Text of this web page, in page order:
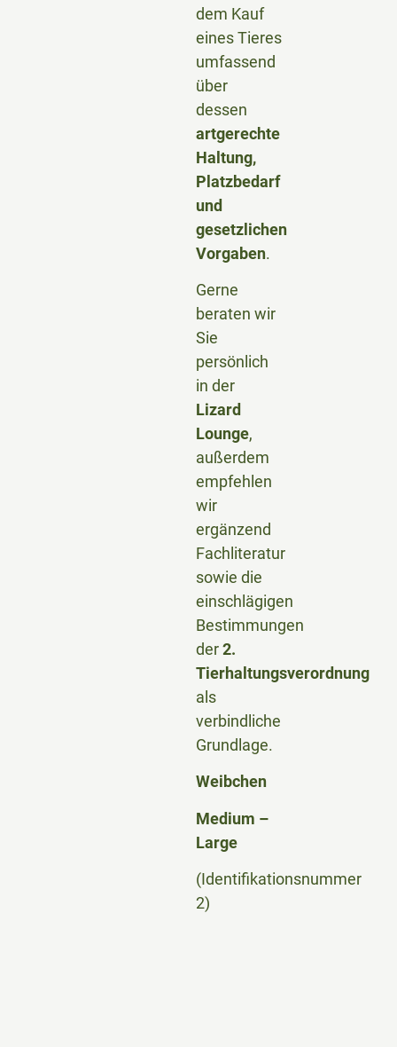
dem Kauf
eines Tieres
umfassend
über
dessen
artgerechte
Haltung,
Platzbedarf
und
gesetzlichen
Vorgaben.
Gerne
beraten wir
Sie
persönlich
in der
Lizard
Lounge,
außerdem
empfehlen
wir
ergänzend
Fachliteratur
sowie die
einschlägigen
Bestimmungen
der2.
Tierhaltungsverordnung
als
verbindliche
Grundlage.
Weibchen
Medium –
Large
(Identifikationsnummer
2)